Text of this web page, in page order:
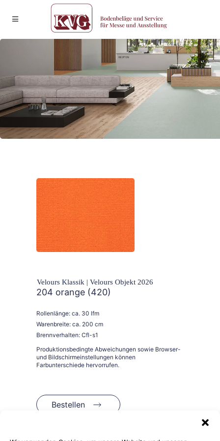
204 orange (420)
Rollenlänge: ca. 30 lfm
Warenbreite: ca. 200 cm
Brennverhalten: Cfl-s1
Bestellen
Velours Klassik | Velours Objekt 2026